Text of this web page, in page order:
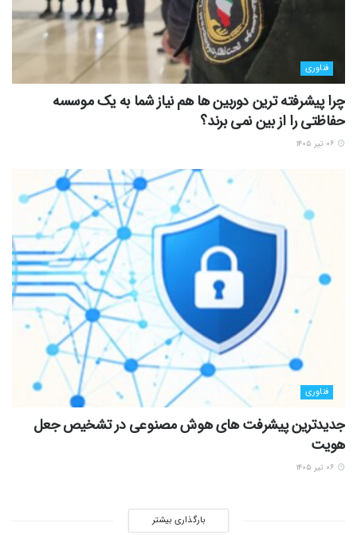
فناوری
چرا پیشرفته ترین دوربین ها هم نیاز شما به یک موسسه
حفاظتی را از بین نمی برند؟
فناوری
جدیدترین پیشرفت های هوش مصنوعی در تشخیص جعل
هویت
بارگذاری بیشتر